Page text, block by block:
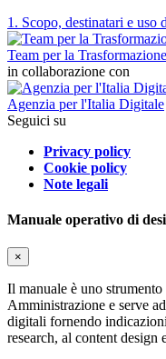
1. Scopo, destinatari e uso
Team per la
in collaborazione con
Agenzia per l'Italia Digitale
Seguici su
Privacy policy
Cookie policy
Note legali
Manuale operativo di
×
Il manuale è uno
Amministrazione e serve
digitali fornendo
research, al content design